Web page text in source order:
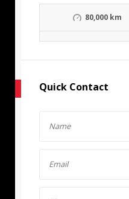
80,000 km
Quick Contact